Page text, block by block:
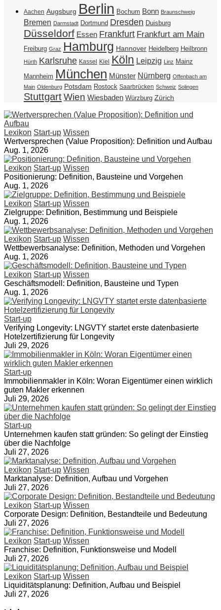
Aachen Augsburg Berlin Bochum Bonn Braunschweig
Bremen Darmstadt Dortmund Dresden Duisburg
Düsseldorf Essen Frankfurt Frankfurt am Main
Freiburg Graz Hamburg Hannover Heidelberg Heilbronn
Hürth Karlsruhe Kassel Kiel Köln Leipzig Linz Mainz
Mannheim München Münster Nürnberg Offenbach am
Main Oldenburg Potsdam Rostock Saarbrücken Schweiz Solingen
StuttgartWien Wiesbaden Würzburg Zürich
Lexikon Start-up Wissen
Wertversprechen (Value Proposition): Definition und Aufbau
Aug. 1, 2026
Lexikon Start-up Wissen
Positionierung: Definition, Bausteine und Vorgehen
Aug. 1, 2026
Lexikon Start-up Wissen
Zielgruppe: Definition, Bestimmung und Beispiele
Aug. 1, 2026
Lexikon Start-up Wissen
Wettbewerbsanalyse: Definition, Methoden und Vorgehen
Aug. 1, 2026
Lexikon Start-up Wissen
Geschäftsmodell: Definition, Bausteine und Typen
Aug. 1, 2026
Start-up
Verifying Longevity: LNGVTY startet erste datenbasierte
Hotelzertifizierung für Longevity
Juli 29, 2026
Start-up
Immobilienmakler in Köln: Woran Eigentümer einen wirklich
guten Makler erkennen
Juli 29, 2026
Start-up
Unternehmen kaufen statt gründen: So gelingt der Einstieg
über die Nachfolge
Juli 27, 2026
Lexikon Start-up Wissen
Marktanalyse: Definition, Aufbau und Vorgehen
Juli 27, 2026
Lexikon Start-up Wissen
Corporate Design: Definition, Bestandteile und Bedeutung
Juli 27, 2026
Lexikon Start-up Wissen
Franchise: Definition, Funktionsweise und Modell
Juli 27, 2026
Lexikon Start-up Wissen
Liquiditätsplanung: Definition, Aufbau und Beispiel
Juli 27, 2026